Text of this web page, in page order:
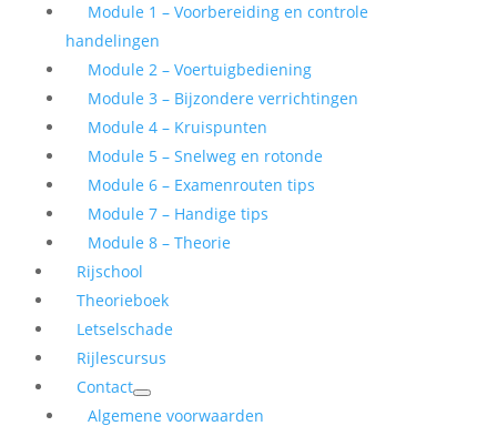
Module 1 – Voorbereiding en controle
handelingen
Module 2 – Voertuigbediening
Module 3 – Bijzondere verrichtingen
Module 4 – Kruispunten
Module 5 – Snelweg en rotonde
Module 6 – Examenrouten tips
Module 7 – Handige tips
Module 8 – Theorie
Rijschool
Theorieboek
Letselschade
Rijlescursus
Contact
Algemene voorwaarden